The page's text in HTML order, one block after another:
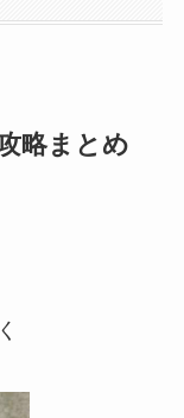
略まとめ